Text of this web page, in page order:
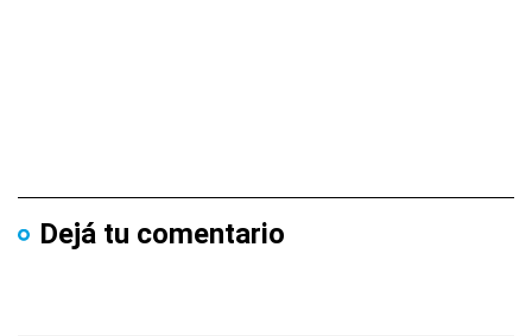
Dejá tu comentario